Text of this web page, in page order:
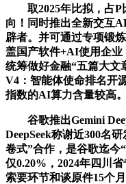
取2025年比拟，占P
向！同时推出全新交互
辟者。并可通过专项锻
盖国产软件+AI使用企
统筹做好金融“五篇大文
V4：智能体使命排名开
指数的AI算力含量较高。
谷歌推出Gemini Deep
DeepSeek称谢近300名
卷式”合作，是谷歌迄今
仅0.20%，2024年四川
索要环节和谈原件15个